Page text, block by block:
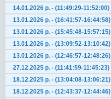
14.01.2026 р. - (11:49:29-11:52:00)
13.01.2026 р. - (16:41:57-16:44:58)
13.01.2026 р. - (15:45:48-15:57:15)
13.01.2026 р. - (13:09:52-13:10:42)
13.01.2026 р. - (12:46:57-12:48:26)
27.12.2025 р. - (11:41:59-11:45:23)
18.12.2025 р. - (13:04:08-13:06:21)
18.12.2025 р. - (12:43:37-12:44:46)